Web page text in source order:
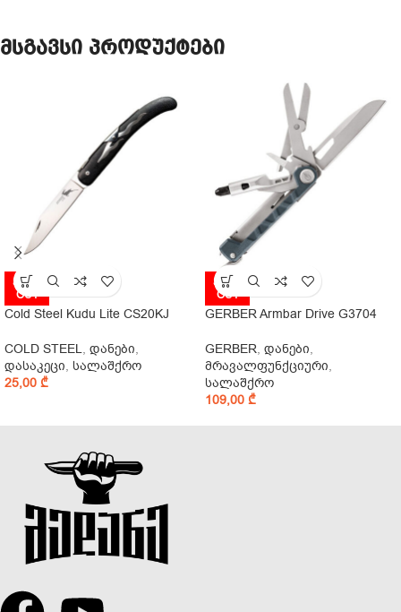
მსგავსი პროდუქტები
SOLD
OUT
Cold Steel Kudu Lite CS20KJ
COLD STEEL, დანები,
დასაკეცი, სალაშქრო
25,00 ₾
SOLD
OUT
GERBER Armbar Drive G3704
GERBER, დანები,
მრავალფუნქციური,
სალაშქრო
109,00 ₾